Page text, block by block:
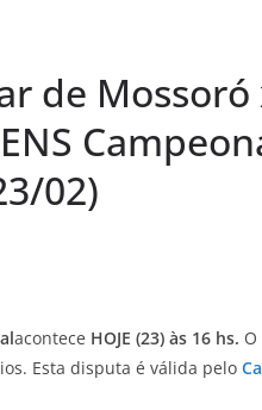
de
02)
acontece HOJE (23) às 16 hs.
Esta disputa é válida pelo